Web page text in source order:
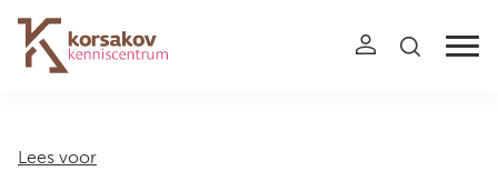
Navigation
Lees voor